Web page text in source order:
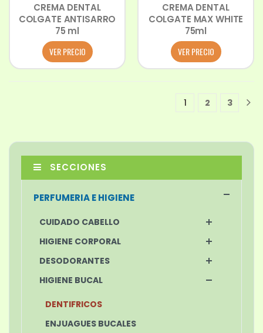
CREMA DENTAL
COLGATE ANTISARRO
75 ml
VER PRECIO
CREMA DENTAL
COLGATE MAX WHITE
75ml
VER PRECIO
11 2 3
SECCIONES
PERFUMERIA E HIGIENE
CUIDADO CABELLO
HIGIENE CORPORAL
DESODORANTES
HIGIENE BUCAL
DENTIFRICOS
ENJUAGUES BUCALES